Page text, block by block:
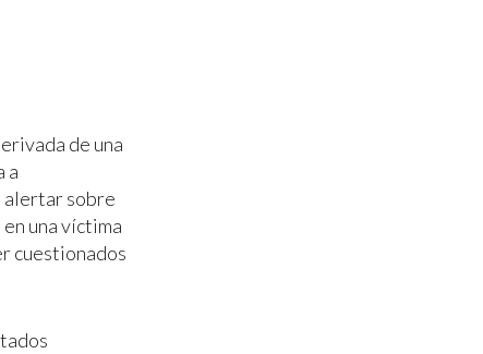
de una
a
alertar sobre
una víctima
cuestionados